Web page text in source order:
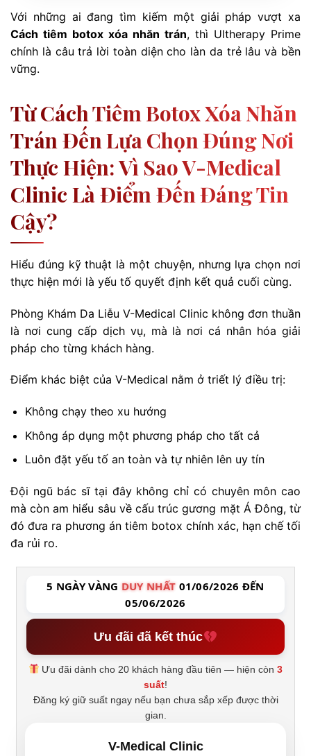
Với những ai đang tìm kiếm một giải pháp vượt xa
Cách tiêm botox xóa nhăn trán, thì Ultherapy Prime
chính là câu trả lời toàn diện cho làn da trẻ lâu và bền
vững.
Từ Cách Tiêm Botox Xóa Nhăn
Trán Đến Lựa Chọn Đúng Nơi
Thực Hiện: Vì Sao V-Medical
Clinic Là Điểm Đến Đáng Tin
Cậy?
Hiểu đúng kỹ thuật là một chuyện, nhưng lựa chọn nơi
thực hiện mới là yếu tố quyết định kết quả cuối cùng.
Phòng Khám Da Liễu V-Medical Clinic không đơn thuần
là nơi cung cấp dịch vụ, mà là nơi cá nhân hóa giải
pháp cho từng khách hàng.
Điểm khác biệt của V-Medical nằm ở triết lý điều trị:
Không chạy theo xu hướng
Không áp dụng một phương pháp cho tất cả
Luôn đặt yếu tố an toàn và tự nhiên lên uy tín
Đội ngũ bác sĩ tại đây không chỉ có chuyên môn cao
mà còn am hiểu sâu về cấu trúc gương mặt Á Đông, từ
đó đưa ra phương án tiêm botox chính xác, hạn chế tối
đa rủi ro.
5 NGÀY VÀNG DUY NHẤT 01/06/2026 ĐẾN
05/06/2026
Ưu đãi đã kết thúc
Ưu đãi dành cho 20 khách hàng đầu tiên — hiện còn3
suất!
Đăng ký giữ suất ngay nếu bạn chưa sắp xếp được thời
gian.
V-Medical Clinic